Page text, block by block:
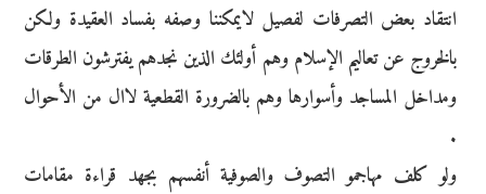
انتقاد بعض التصرفات لفصيل لايمكننا وصفه بفساد العقيدة ولكن
بالخروج عن تعاليم الإسلام وهم أولئك الذين نجدهم يفترشون الطرقات
ومداخل المساجد وأسوارها وهم بالضرورة القطعية لاال من الأحوال
.
ولو كلف مهاجمو التصوف والصوفية أنفسهم بجهد قراءة مقامات